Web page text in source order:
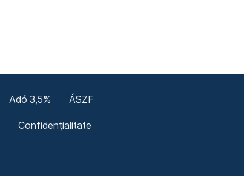
Adó 3,5% ÁSZF
Confidențialitate